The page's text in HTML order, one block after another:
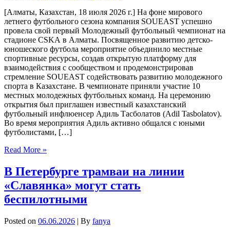
[Алматы, Казахстан, 18 июля 2026 г.] На фоне мирового
летнего футбольного сезона компания SOUEAST успешно
провела свой первый Молодежный футбольный чемпионат на
стадионе CSKA в Алматы. Посвященное развитию детско-
юношеского футбола мероприятие объединило местные
спортивные ресурсы, создав открытую платформу для
взаимодействия с сообществом и продемонстрировав
стремление SOUEAST содействовать развитию молодежного
спорта в Казахстане. В чемпионате приняли участие 10
местных молодежных футбольных команд. На церемонию
открытия был приглашен известный казахстанский
футбольный инфлюенсер Адиль Тасболатов (Adil Tasbolatov).
Во время мероприятия Адиль активно общался с юными
футболистами, […]
Read More »
В Петербурге трамваи на линии
«Славянка» могут стать
беспилотными
Posted on 06.06.2026 | By fanya